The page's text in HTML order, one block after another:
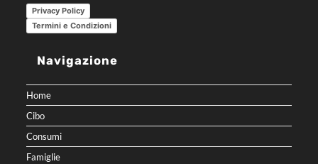
Privacy Policy
Termini e Condizioni
Navigazione
Home
Cibo
Consumi
Famiglie